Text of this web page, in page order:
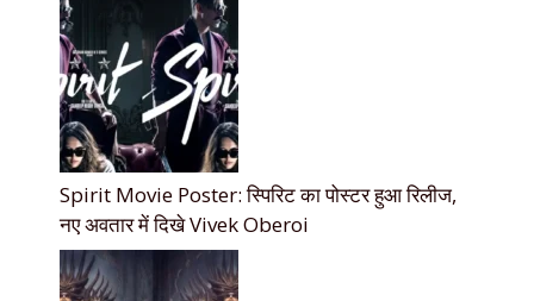
Spirit Movie Poster: स्पिरिट का पोस्टर हुआ रिलीज,
नए अवतार में दिखे Vivek Oberoi